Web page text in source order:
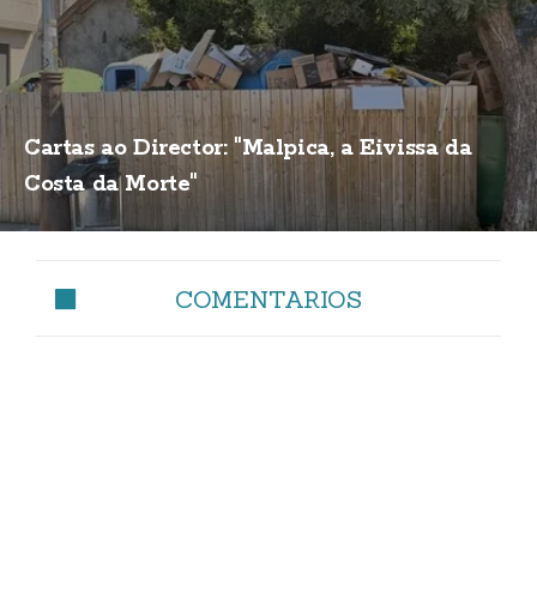
Cartas ao Director: "Malpica, a Eivissa da
Costa da Morte"
COMENTARIOS